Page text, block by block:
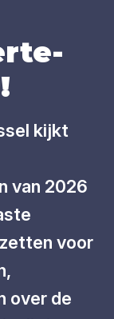
kijkt
van 2026
voor
over de